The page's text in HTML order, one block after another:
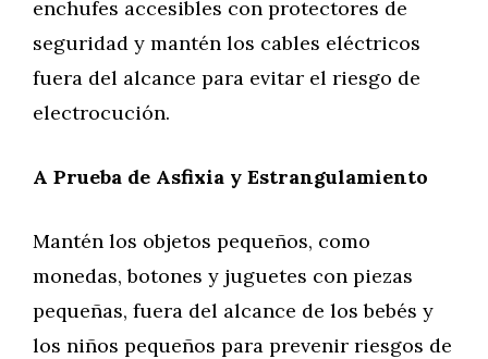
enchufes accesibles con protectores de
seguridad y mantén los cables eléctricos
fuera del alcance para evitar el riesgo de
electrocución.
A Prueba de Asfixia y Estrangulamiento
Mantén los objetos pequeños, como
monedas, botones y juguetes con piezas
pequeñas, fuera del alcance de los bebés y
los niños pequeños para prevenir riesgos de